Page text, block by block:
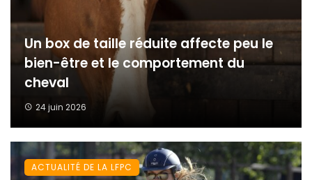
Un box de taille réduite affecte peu le
bien-être et le comportement du
cheval
24 juin 2026
ACTUALITÉ DE LA LFPC